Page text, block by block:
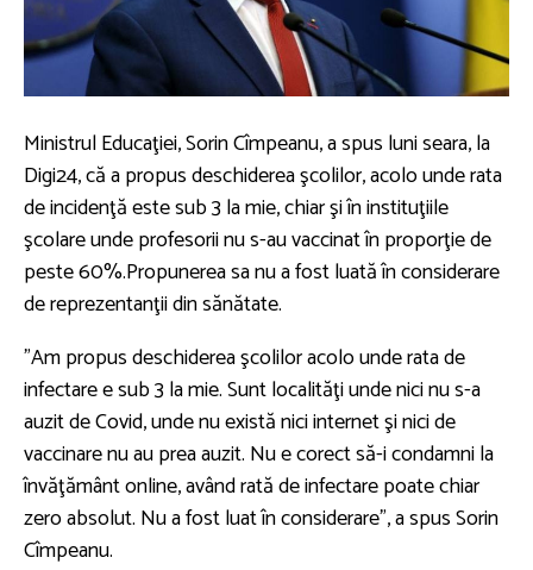
Ministrul Educaţiei, Sorin Cîmpeanu, a spus luni seara, la
Digi24, că a propus deschiderea şcolilor, acolo unde rata
de incidenţă este sub 3 la mie, chiar şi în instituţiile
şcolare unde profesorii nu s-au vaccinat în proporţie de
peste 60%.Propunerea sa nu a fost luată în considerare
de reprezentanţii din sănătate.
”Am propus deschiderea şcolilor acolo unde rata de
infectare e sub 3 la mie. Sunt localităţi unde nici nu s-a
auzit de Covid, unde nu există nici internet şi nici de
vaccinare nu au prea auzit. Nu e corect să-i condamni la
învăţământ online, având rată de infectare poate chiar
zero absolut. Nu a fost luat în considerare”, a spus Sorin
Cîmpeanu.